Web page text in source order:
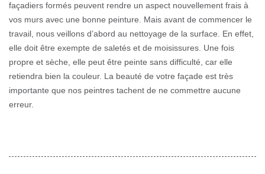
façadiers formés peuvent rendre un aspect nouvellement frais à
vos murs avec une bonne peinture. Mais avant de commencer le
travail, nous veillons d’abord au nettoyage de la surface. En effet,
elle doit être exempte de saletés et de moisissures. Une fois
propre et sèche, elle peut être peinte sans difficulté, car elle
retiendra bien la couleur. La beauté de votre façade est très
importante que nos peintres tachent de ne commettre aucune
erreur.